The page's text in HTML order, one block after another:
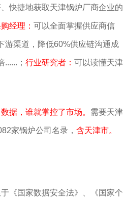
快捷地获取天津锅炉厂商企业的
经理： 可以全面掌握供应商信
游渠道，降低60%供应链沟通成
； 行业研究者： 可以读懂天津
据，谁就掌控了市场。 需要天津
家锅炉公司名录， 含天津市。
《国家数据安全法》、《国家个